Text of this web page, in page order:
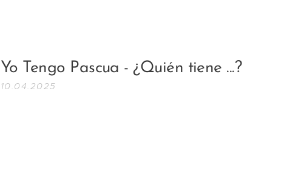
Yo Tengo Pascua - ¿Quién tiene ...?
10.04.2025